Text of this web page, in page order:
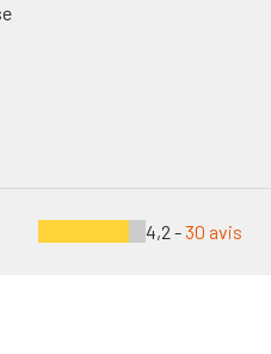
4,2 -30 avis